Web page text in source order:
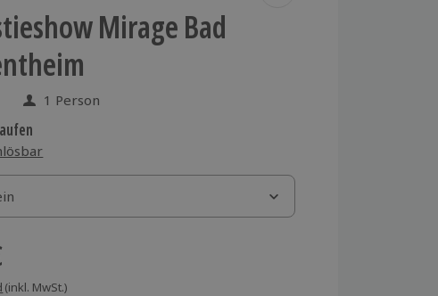
Mirage Bad
5 aus 2 Bewertungen
1 Person
(inkl. MwSt.)